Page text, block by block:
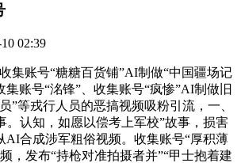
02:39
账号“糖糖百货铺”AI制做“中国疆场记
账号“洺锋”、收集账号“疯惨”AI制做旧
”等戎行人员的恶搞视频吸粉引流，一、
。认知，如愿以偿考上军校”故事，损害
AI合成涉军粗俗视频。收集账号“厚积薄
，发布“持枪对准拍摄者并”“甲士抱着建